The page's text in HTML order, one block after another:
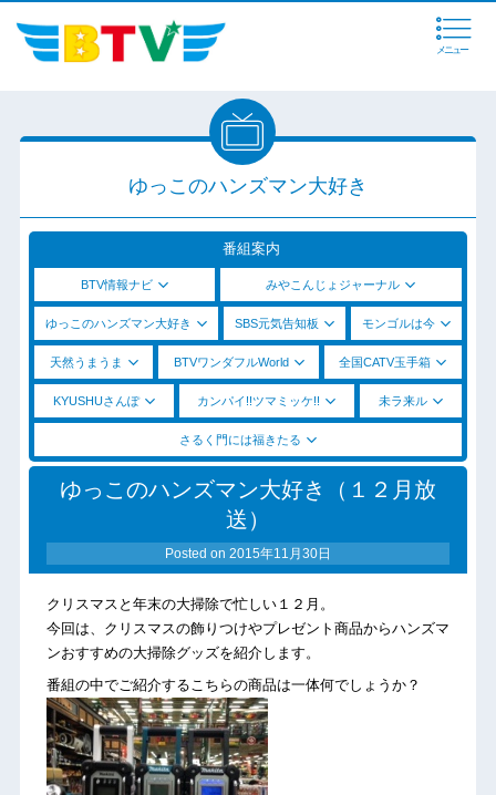
メニュー
ゆっこのハンズマン大好き
番組案内
BTV情報ナビ みやこんじょジャーナル
ゆっこのハンズマン大好き SBS元気告知板 モンゴルは今
天然うまうま BTVワンダフルWorld 全国CATV玉手箱
KYUSHUさんぽ カンパイ!!ツマミッケ!! 未ラ来ル
さるく門には福きたる
ゆっこのハンズマン大好き（１２月放
送）
Posted on 2015年11月30日
クリスマスと年末の大掃除で忙しい１２月。
今回は、クリスマスの飾りつけやプレゼント商品からハンズマ
ンおすすめの大掃除グッズを紹介します。
番組の中でご紹介するこちらの商品は一体何でしょうか？